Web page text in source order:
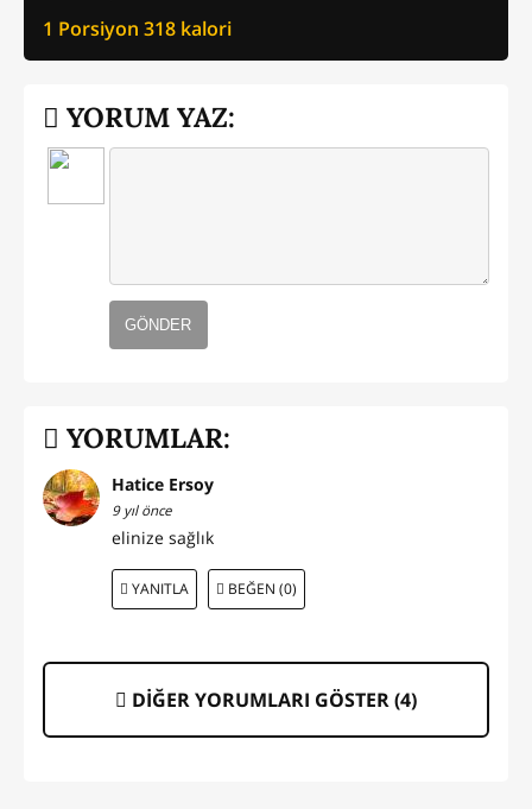
1 Porsiyon 318 kalori
YORUM YAZ:
GÖNDER
YORUMLAR:
Hatice Ersoy
9 yıl önce
elinize sağlık
YANITLA BEĞEN (0)
DİĞER YORUMLARI GÖSTER (4)